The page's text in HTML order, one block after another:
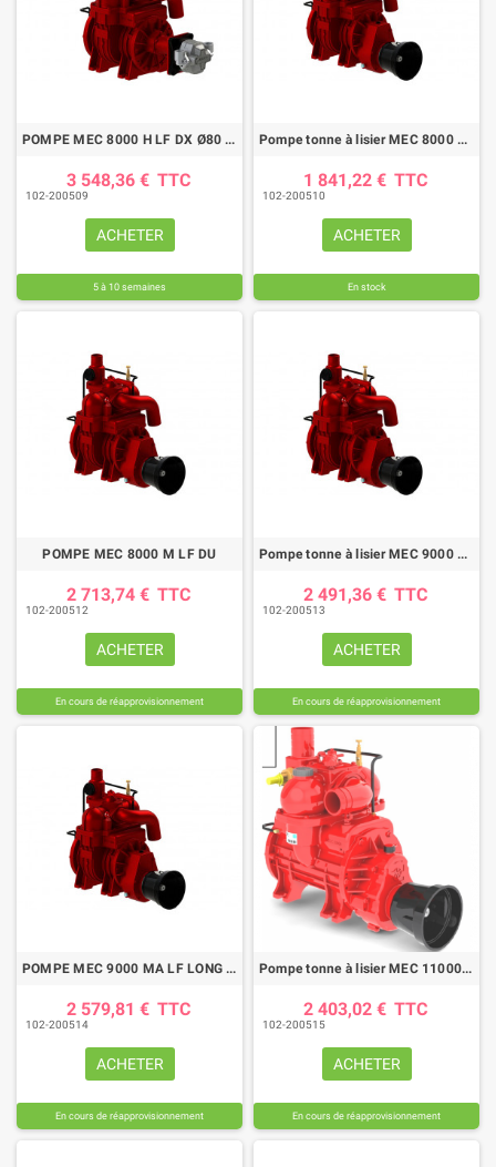
POMPE MEC 8000 H LF DX Ø80 + MOTEUR HYD MOD KM30.51
3 548,36 € TTC
102-200509
ACHETER
5 à 10 semaines
Pompe tonne à lisier MEC 8000 M-LF Ø80 SX STD
1 841,22 € TTC
102-200510
ACHETER
En stock
POMPE MEC 8000 M LF DU
2 713,74 € TTC
102-200512
ACHETER
En cours de réapprovisionnement
Pompe tonne à lisier MEC 9000 LONG LIFE
2 491,36 € TTC
102-200513
ACHETER
En cours de réapprovisionnement
POMPE MEC 9000 MA LF LONG LIFE
2 579,81 € TTC
102-200514
ACHETER
En cours de réapprovisionnement
Pompe tonne à lisier MEC 11000/M-LF LONG-LIFE
2 403,02 € TTC
102-200515
ACHETER
En cours de réapprovisionnement